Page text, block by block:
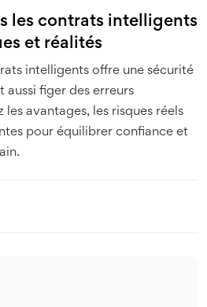
les contrats intelligents
et réalités
intelligents offre une sécurité
aussi figer des erreurs
avantages, les risques réels
pour équilibrer confiance et